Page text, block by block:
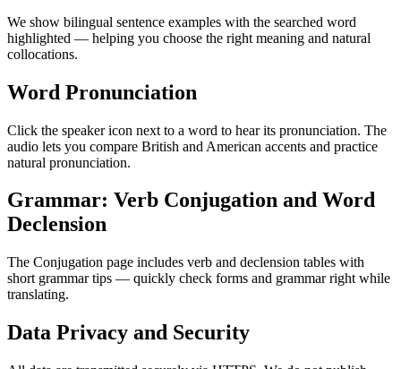
We show bilingual sentence examples with the searched word
highlighted — helping you choose the right meaning and natural
collocations.
Word Pronunciation
Click the speaker icon next to a word to hear its pronunciation. The
audio lets you compare British and American accents and practice
natural pronunciation.
Grammar: Verb Conjugation and Word
Declension
The Conjugation page includes verb and declension tables with
short grammar tips — quickly check forms and grammar right while
translating.
Data Privacy and Security